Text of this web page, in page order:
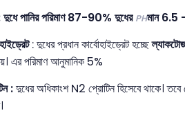
‍: দুধে পানির পরিমাণ 87-90% দুধের PHমান
: দুধের প্রধান কার্বোহাইড্রেট হচ্ছে
এর পরিমাণ আনুমানিক 5%
:দুধের অধিকাংশ N2​ প্রোটিন হিসেবে থাকে।